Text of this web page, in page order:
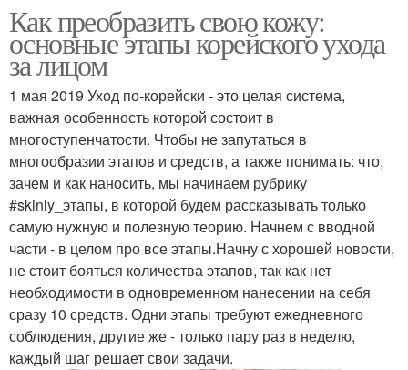
Как преобразить свою кожу:
основные этапы корейского ухода
за лицом
1 мая 2019 Уход по-корейски - это целая система,
важная особенность которой состоит в
многоступенчатости. Чтобы не запутаться в
многообразии этапов и средств, а также понимать: что,
зачем и как наносить, мы начинаем рубрику
#skinly_этапы, в которой будем рассказывать только
самую нужную и полезную теорию. Начнем с вводной
части - в целом про все этапы.Начну с хорошей новости,
не стоит бояться количества этапов, так как нет
необходимости в одновременном нанесении на себя
сразу 10 средств. Одни этапы требуют ежедневного
соблюдения, другие же - только пару раз в неделю,
каждый шаг решает свои задачи.